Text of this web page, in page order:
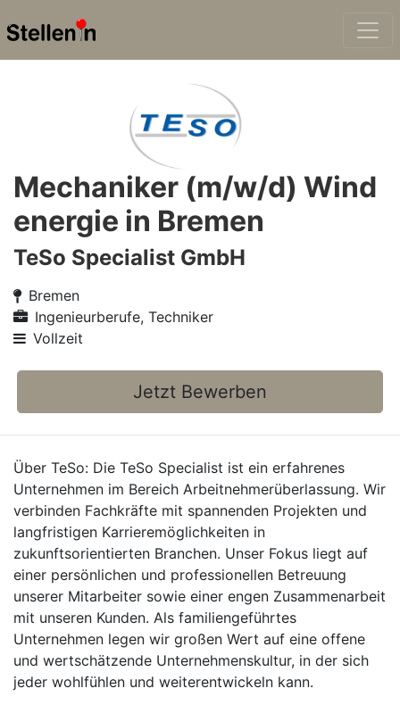
Mechaniker (m/w/d) Wind
energie in Bremen
TeSo Specialist GmbH
Bremen
Ingenieurberufe, Techniker
Vollzeit
Jetzt Bewerben
Über TeSo: Die TeSo Specialist ist ein erfahrenes
Unternehmen im Bereich Arbeitnehmerüberlassung. Wir
verbinden Fachkräfte mit spannenden Projekten und
langfristigen Karrieremöglichkeiten in
zukunftsorientierten Branchen. Unser Fokus liegt auf
einer persönlichen und professionellen Betreuung
unserer Mitarbeiter sowie einer engen Zusammenarbeit
mit unseren Kunden. Als familiengeführtes
Unternehmen legen wir großen Wert auf eine offene
und wertschätzende Unternehmenskultur, in der sich
jeder wohlfühlen und weiterentwickeln kann.